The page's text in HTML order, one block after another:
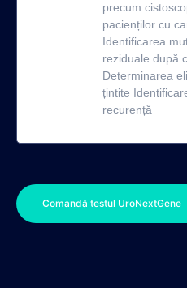
precum
pacienților cu
Identificarea
reziduale după
Determinarea
țintite
recurență
Comandă testul UroNextGene